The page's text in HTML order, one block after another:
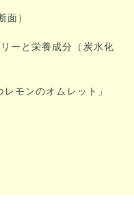
面）
ーと栄養成分（炭水化
モンのオムレット」